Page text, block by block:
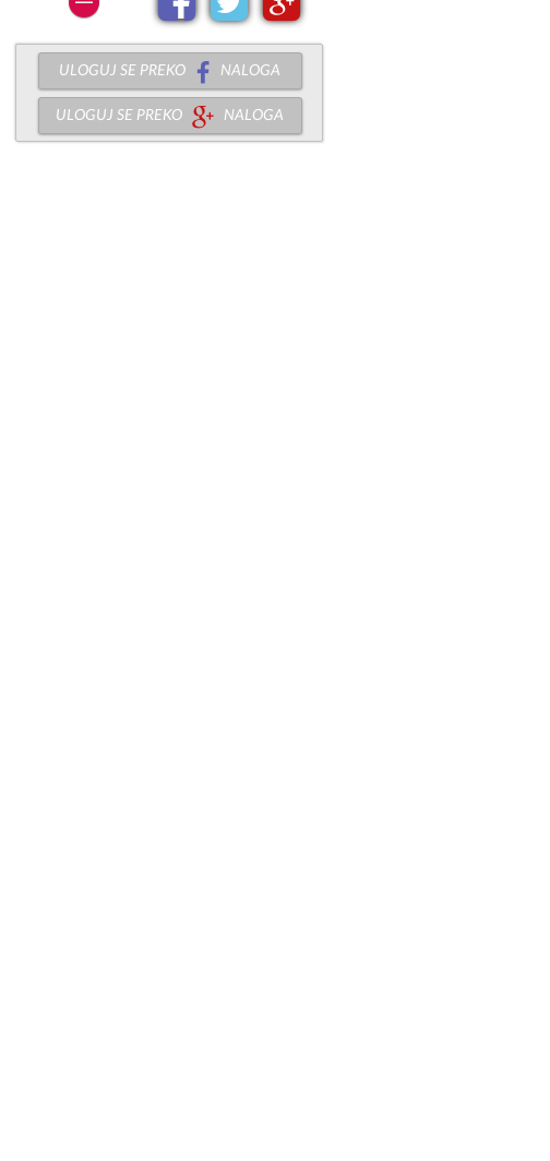
ULOGUJ SE PREKO NALOGA
ULOGUJ SE PREKO NALOGA